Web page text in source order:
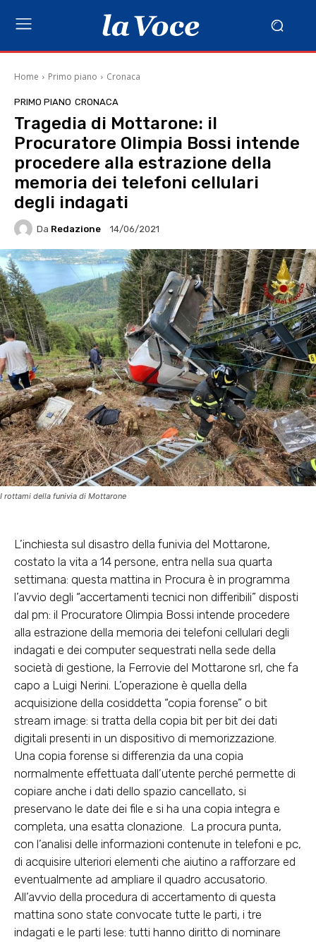
Home Primo piano Cronaca
PRIMO PIANO CRONACA
Tragedia di Mottarone: il
Procuratore Olimpia Bossi intende
procedere alla estrazione della
memoria dei telefoni cellulari
degli indagati
Da Redazione 14/06/2021
I rottami della funivia di Mottarone
L’inchiesta sul disastro della funivia del Mottarone,
costato la vita a 14 persone, entra nella sua quarta
settimana: questa mattina in Procura è in programma
l’avvio degli “accertamenti tecnici non differibili” disposti
dal pm: il Procuratore Olimpia Bossi intende procedere
alla estrazione della memoria dei telefoni cellulari degli
indagati e dei computer sequestrati nella sede della
società di gestione, la Ferrovie del Mottarone srl, che fa
capo a Luigi Nerini. L’operazione è quella della
acquisizione della cosiddetta “copia forense” o bit
stream image: si tratta della copia bit per bit dei dati
digitali presenti in un dispositivo di memorizzazione.
Una copia forense si differenzia da una copia
normalmente effettuata dall’utente perché permette di
copiare anche i dati dello spazio cancellato, si
preservano le date dei file e si ha una copia integra e
completa, una esatta clonazione. La procura punta,
con l’analisi delle informazioni contenute in telefoni e pc,
di acquisire ulteriori elementi che aiutino a rafforzare ed
eventualmente ad ampliare il quadro accusatorio.
All’avvio della procedura di accertamento di questa
mattina sono state convocate tutte le parti, i tre
indagati e le parti lese: tutti hanno diritto di nominare